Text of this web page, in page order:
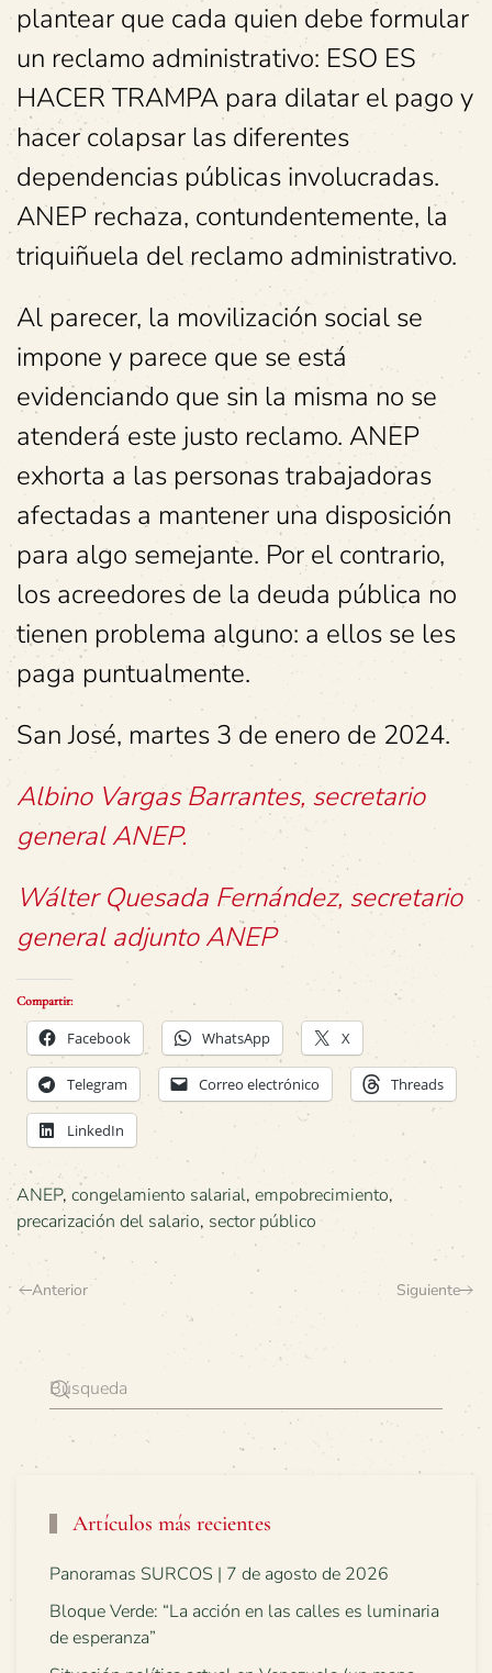
plantear que cada quien debe formular
un reclamo administrativo: ESO ES
HACER TRAMPA para dilatar el pago y
hacer colapsar las diferentes
dependencias públicas involucradas.
ANEP rechaza, contundentemente, la
triquiñuela del reclamo administrativo.
Al parecer, la movilización social se
impone y parece que se está
evidenciando que sin la misma no se
atenderá este justo reclamo. ANEP
exhorta a las personas trabajadoras
afectadas a mantener una disposición
para algo semejante. Por el contrario,
los acreedores de la deuda pública no
tienen problema alguno: a ellos se les
paga puntualmente.
San José, martes 3 de enero de 2024.
Albino Vargas Barrantes, secretario
general ANEP.
Wálter Quesada Fernández, secretario
general adjunto ANEP
Compartir:
Facebook WhatsApp X
Telegram Correo electrónico Threads
LinkedIn
ANEP, congelamiento salarial, empobrecimiento,
precarización del salario, sector público
Anterior Siguiente
Artículos más recientes
Panoramas SURCOS | 7 de agosto de 2026
Bloque Verde: “La acción en las calles es luminaria
de esperanza”